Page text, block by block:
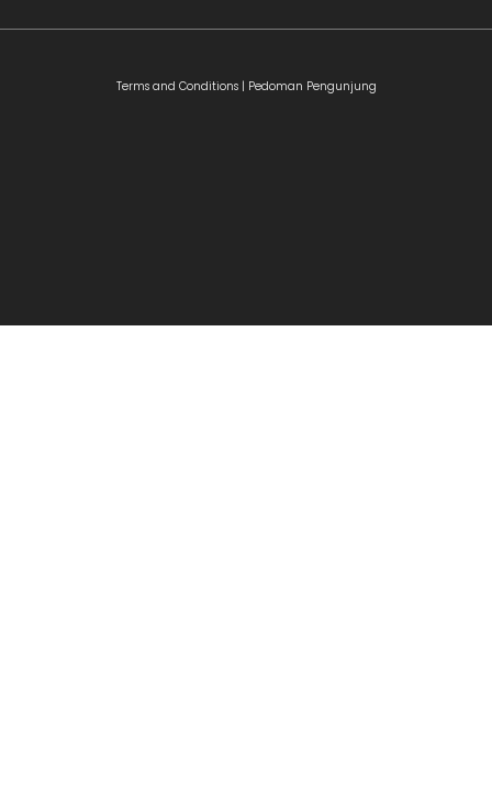
Terms and Conditions | Pedoman Pengunjung